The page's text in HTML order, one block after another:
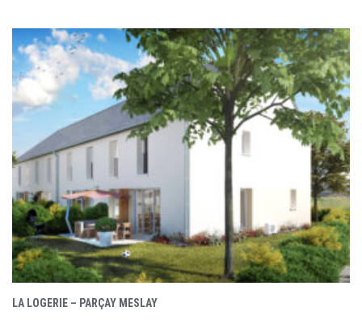
LA LOGERIE – PARÇAY MESLAY